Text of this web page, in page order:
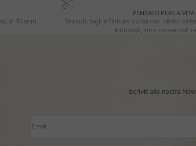
di 10 anni.
PENSATO PER LA VITA
Tessuti, tagli e finiture curati nei minimi
indossati, non conservati
Iscriviti alla nostra
Email